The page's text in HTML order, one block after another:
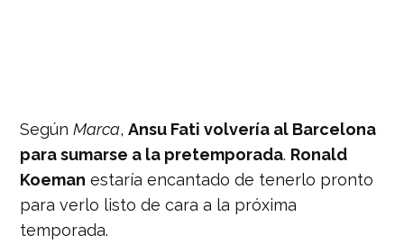
SegúnMarca,Ansu Fati volvería al Barcelona
para sumarse a la pretemporada. Ronald
Koeman estaría encantado de tenerlo pronto
para verlo listo de cara a la próxima
temporada.